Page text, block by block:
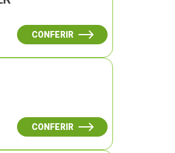
CONFERIR
CONFERIR